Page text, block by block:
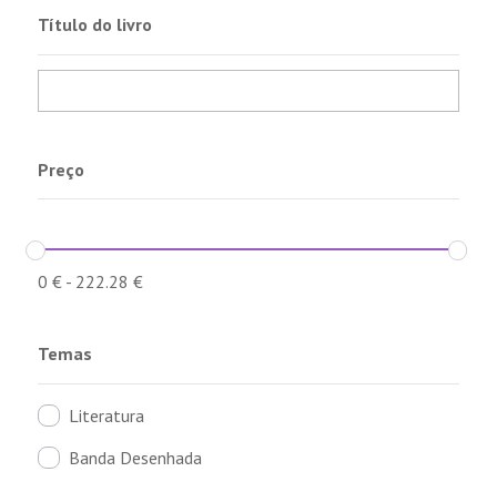
Título do livro
Preço
0 €- 222.28 €
Temas
Literatura
Banda Desenhada